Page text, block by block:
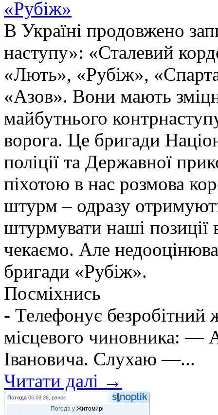
«Рубіж»
В Україні продовжено
наступу»: «Сталевий
«Лють», «Рубіж»,
«Азов». Вони мають
майбутнього
ворога. Це бригади
поліції та Державної
піхотою в нас розмова
штурм – одразу
штурмувати наші позиції
чекаємо. Але
бригади «Рубіж».
Посміхнись
- Телефонує
місцевого чиновника: —
Івановича. Слухаю —...
Читати далі →
Погода 06.08.26, ранок
Погода у Житомирі